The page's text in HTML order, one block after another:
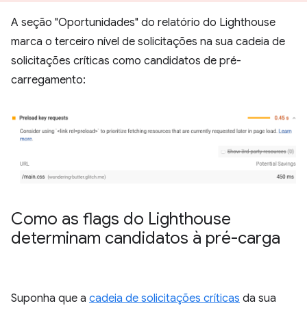
A seção "Oportunidades" do relatório do Lighthouse
marca o terceiro nível de solicitações na sua cadeia de
solicitações críticas como candidatos de pré-
carregamento:
Como as flags do Lighthouse
determinam candidatos à pré-carga
Suponha que a cadeia de solicitações críticas da sua